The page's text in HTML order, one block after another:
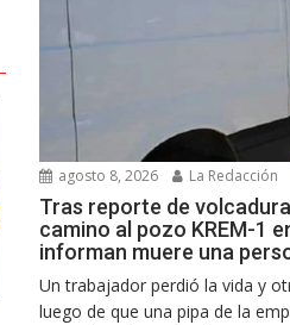
agosto 8, 2026 La Redacción
Tras reporte de
camino al pozo KREM-1
informan muere una
Un trabajador perdió la vida y
luego de que una pipa de la